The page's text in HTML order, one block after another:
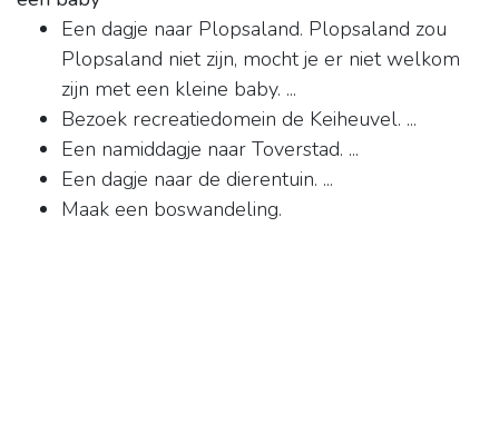
Een dagje naar Plopsaland. Plopsaland zou
Plopsaland niet zijn, mocht je er niet welkom
zijn met een kleine baby. ...
Bezoek recreatiedomein de Keiheuvel. ...
Een namiddagje naar Toverstad. ...
Een dagje naar de dierentuin. ...
Maak een boswandeling.